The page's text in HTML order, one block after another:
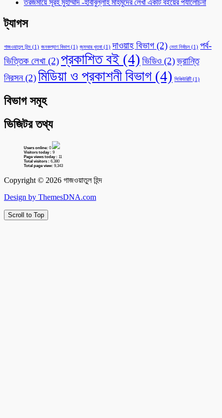
তরজমায়ে সূরহ মুহাম্মাদ -হাবীবুল্লাহ মাহমুদের লেখা একটি বইয়ের পর্যালোচনা
ট্যাগস
গাজওয়াতুল হিন্দ (1) জনকল্যাণ বিভাগ(1) জুমআর খুতবা (1) দাওয়াহ বিভাগ (2) নেতা নির্বাচন (1) পর্ব-
ভিত্তিক লেখা (2)প্রকাশিত বই (4) ভিডিও (2)ভ্রান্তি
নিরসন(2)মিডিয়া ও প্রকাশনী বিভাগ (4) সিকিউরিটি(1)
বিভাগ সমূহ
ভিজিটর তথ্য
Users online: 0
Visitors today : 9
Page views today : 11
Total visitors : 6,380
Total page view: 9,343
Copyright © 2026 গাজওয়াতুল হিন্দ
Design by ThemesDNA.com
Scroll to Top